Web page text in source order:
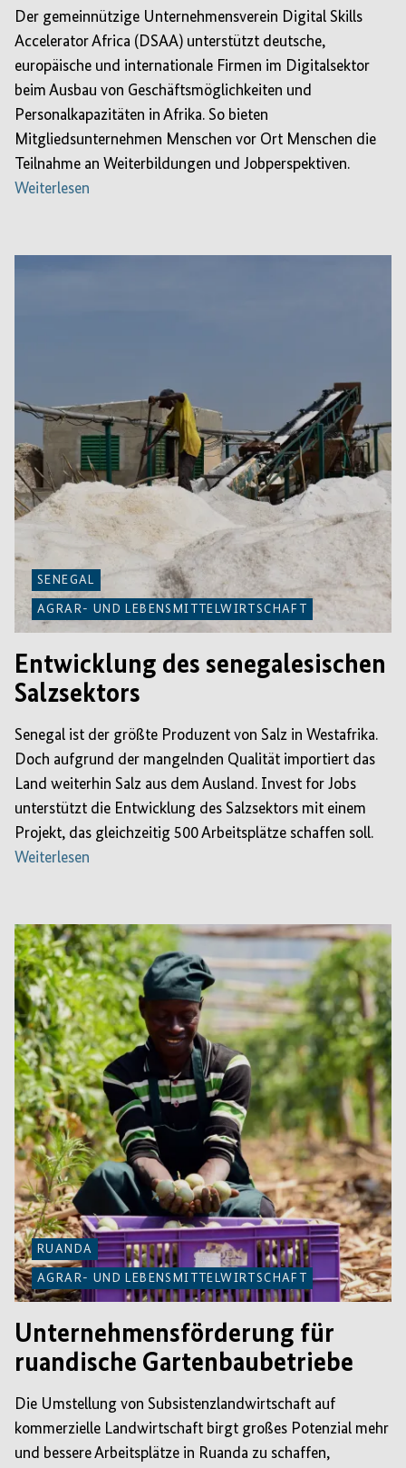
Der gemeinnützige Unternehmensverein Digital Skills
Accelerator Africa (DSAA) unterstützt deutsche,
europäische und internationale Firmen im Digitalsektor
beim Ausbau von Geschäftsmöglichkeiten und
Personalkapazitäten in Afrika. So bieten
Mitgliedsunternehmen Menschen vor Ort Menschen die
Teilnahme an Weiterbildungen und Jobperspektiven.
Weiterlesen
SENEGAL
AGRAR- UND LEBENSMITTELWIRTSCHAFT
Entwicklung des senegalesischen
Salzsektors
Senegal ist der größte Produzent von Salz in Westafrika.
Doch aufgrund der mangelnden Qualität importiert das
Land weiterhin Salz aus dem Ausland. Invest for Jobs
unterstützt die Entwicklung des Salzsektors mit einem
Projekt, das gleichzeitig 500 Arbeitsplätze schaffen soll.
Weiterlesen
RUANDA
AGRAR- UND LEBENSMITTELWIRTSCHAFT
Unternehmensförderung für
ruandische Gartenbaubetriebe
Die Umstellung von Subsistenzlandwirtschaft auf
kommerzielle Landwirtschaft birgt großes Potenzial mehr
und bessere Arbeitsplätze in Ruanda zu schaffen,